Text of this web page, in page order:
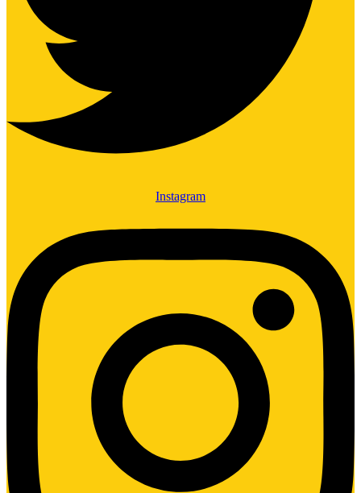
Instagram